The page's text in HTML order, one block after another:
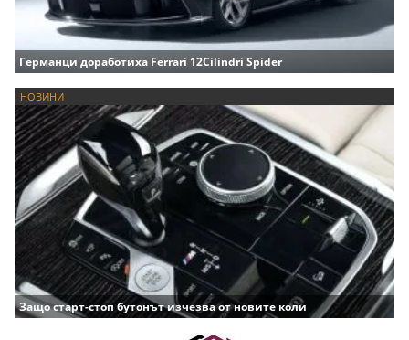
Германци доработиха Ferrari 12Cilindri Spider
НОВИНИ
Защо старт-стоп бутонът изчезва от новите коли